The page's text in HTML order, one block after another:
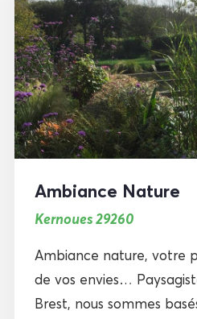
Ambiance Nature
Kernoues 29260
Ambiance nature, votre
de vos envies…
Brest, nous sommes